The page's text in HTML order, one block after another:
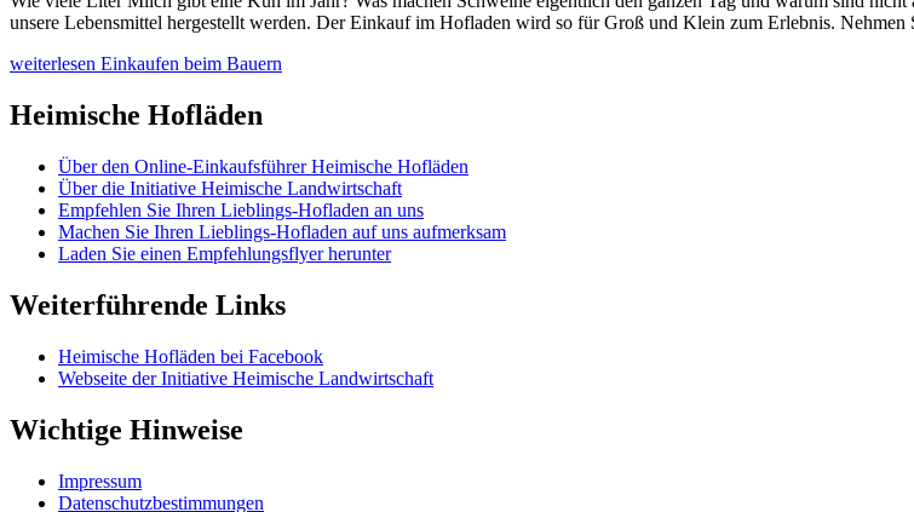
unsere Lebensmittel hergestellt werden. Der Einkauf im Hofladen wird so für Groß und Klein zum Erlebnis. Nehmen
weiterlesen Einkaufen beim Bauern
Heimische Hofläden
Über den Online-Einkaufsführer Heimische Hofläden
Über die Initiative Heimische Landwirtschaft
Empfehlen Sie Ihren Lieblings-Hofladen an uns
Machen Sie Ihren Lieblings-Hofladen auf uns aufmerksam
Laden Sie einen Empfehlungsflyer herunter
Weiterführende Links
Heimische Hofläden bei Facebook
Webseite der Initiative Heimische Landwirtschaft
Wichtige Hinweise
Impressum
Datenschutzbestimmungen